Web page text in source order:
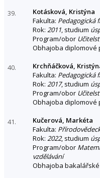
39.
Kotásková, Kristýna
Fakulta: Pedagogická
Rok: 2011, studium
Program/obor
Obhajoba diplomové
40. Krchňáčková,
Fakulta: Pedagogická
Rok: 2017, studium
Program/obor
Obhajoba diplomové
41.
Kučerová, Markéta
Fakulta:
Rok: 2022, studium
Program/obor
vzdělávání
Obhajoba